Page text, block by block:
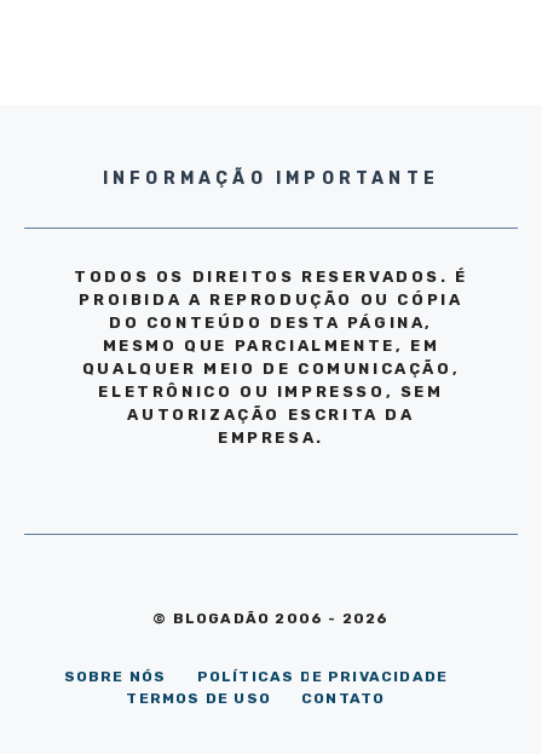
INFORMAÇÃO IMPORTANTE
TODOS OS DIREITOS RESERVADOS. É
PROIBIDA A REPRODUÇÃO OU CÓPIA
DO CONTEÚDO DESTA PÁGINA,
MESMO QUE PARCIALMENTE, EM
QUALQUER MEIO DE COMUNICAÇÃO,
ELETRÔNICO OU IMPRESSO, SEM
AUTORIZAÇÃO ESCRITA DA
EMPRESA.
© BLOGADÃO 2006 - 2026
SOBRE NÓS
POLÍTICAS DE PRIVACIDADE
TERMOS DE USO
CONTATO